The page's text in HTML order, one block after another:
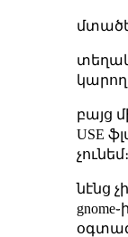
բայց
USE
չունեմ։
նէնց